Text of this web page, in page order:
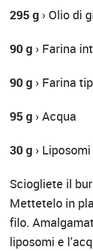
295 g › Olio di
90 g › Farina
90 g › Farina
95 g › Acqua
30 g › Liposomi
Sciogliete il
Mettetelo in
filo.
liposomi e